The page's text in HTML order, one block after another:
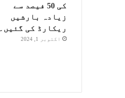
کی 50 فیصد سے
زیادہ بارشیں
ریکارڈ کی گئیں۔
اکتوبر 1, 2024